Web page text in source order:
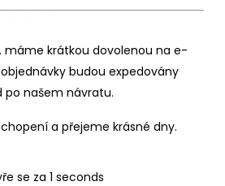
máme krátkou dovolenou na e-
budou expedovány
po našem návratu.
a přejeme krásné dny.
se za 1 seconds